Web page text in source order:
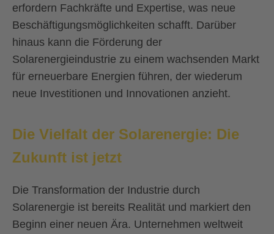
erfordern Fachkräfte und Expertise, was neue
Beschäftigungsmöglichkeiten schafft. Darüber
hinaus kann die Förderung der
Solarenergieindustrie zu einem wachsenden Markt
für erneuerbare Energien führen, der wiederum
neue Investitionen und Innovationen anzieht.
Die Vielfalt der Solarenergie: Die
Zukunft ist jetzt
Die Transformation der Industrie durch
Solarenergie ist bereits Realität und markiert den
Beginn einer neuen Ära. Unternehmen weltweit